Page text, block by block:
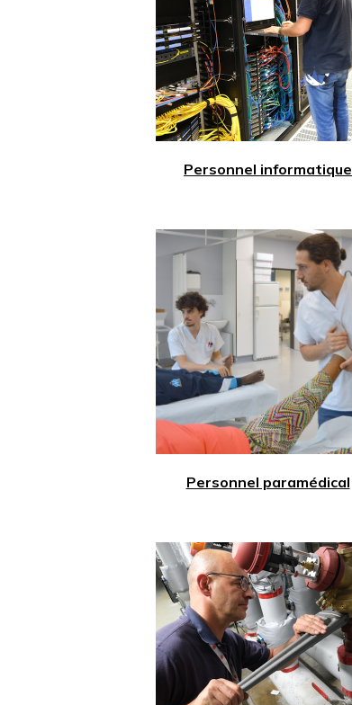
Personnel informatique
Personnel paramédical